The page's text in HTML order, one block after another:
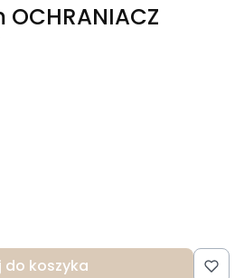
OCHRANIACZ
do koszyka